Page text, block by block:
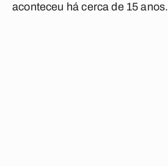
aconteceu há cerca de 15 anos.